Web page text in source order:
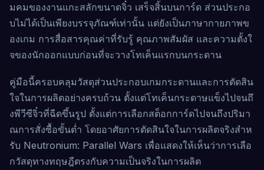
มคมของงานแกะสลักขนาดจิ๋ว เสร็จสิ้นบนการ์ด ส่วนประกอ
บไม่ได้เป็นเพียงบรรจุภัณฑ์เท่านั้น แต่ยังเป็นภาษากายภาพข
องเกม การสื่อสารคุณค่าที่รับรู้ คุณภาพสัมผัส และความตั้งใ
จของนักออกแบบก่อนที่จะวางโทเค็นแรกบนกระดาน
คู่มือนี้ครอบคลุมวัสดุส่วนประกอบเกมกระดานและการตัดสิน
ใจในการผลิตอย่างครบถ้วน ตั้งแต่โทเค็นกระดาษแข็งไปจนถึ
งพีวีซีจิ๋วที่ฉีดขึ้นรูป ตั้งแต่การเลือกสต็อกการ์ดไปจนถึงปริมา
ณการสั่งซื้อขั้นต่ำ โดยอาศัยการตัดสินใจในการผลิตจริงสำห
รับ Neutronium: Parallel Wars เพื่อแสดงให้เห็นว่าการเลือ
กวัสดุทางทฤษฎีตรงกับความเป็นจริงในการผลิต